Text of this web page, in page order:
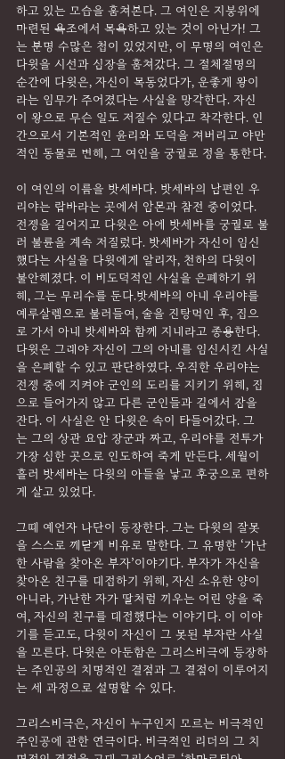
하고 있는 모습을 훔쳐본다. 그 여인은 지붕위에
마련된 욕조에서 목욕하고 있는 것이 아닌가! 그
는 분명 수많은 첩이 있었지만, 이 무명의 여인은
다윗을 시선과 심장을 훔쳐갔다. 그 절체절명의
순간에 다윗은, 자신이 목동었다가, 운좋게 왕이
라는 임무가 주어졌다는 사실을 망각한다. 자신
이 왕으로 무슨 일도 저질수 있다고 착각한다. 인
간으로서 기본적인 윤리와 도덕을 져버리고 야만
적인 동물로 변해, 그 여인을 궁궐로 정을 통한다.
이 여인의 이름을 밧세바다. 밧세바의 남편인 우
리야는 랍바라는 곳에서 암몬과 참전 중이었다.
전쟁을 길어지고 다윗은 아에 밧세바를 궁궐로 불
러 불륜을 계속 저질렀다. 밧세바가 자신이 임신
했다는 사실을 다윗에게 알리자, 천하의 다윗이
불안해졌다. 이 비도덕적인 사실을 은폐하기 위
해, 그는 무리수를 둔다.밧세바의 아내 우리야를
예루살렘으로 불러들여, 술을 진탕먹인 후, 집으
로 가서 아내 밧세바와 함께 지내라고 종용한다.
다윗은 그래야 자신이 그의 아내를 임신시킨 사실
을 은폐할 수 있고 판단하였다. 우직한 우리야는
전쟁 중에 지켜야 군인의 도리를 지키기 위해, 집
으로 들어가지 않고 다른 군인들과 길에서 잠을
잔다. 이 사실은 안 다윗은 속이 타들어갔다. 그
는 그의 상관 요압 장군과 짜고, 우리야를 전투가
가장 심한 곳으로 인도하여 죽게 만든다. 세월이
흘러 밧세바는 다윗의 아들을 낳고 후궁으로 편하
게 살고 있었다.
그때 예언자 나단이 등장한다. 그는 다윗의 잘못
을 스스로 깨닫게 비유로 말한다. 그 유명한 ‘가난
한 사람을 찾아온 부자’이야기다. 부자가 자신을
찾아온 친구를 대접하기 위해, 자신 소유한 양이
아니라, 가난한 자가 딸처럼 끼우는 어린 양을 죽
여, 자신의 친구를 대접했다는 이야기다. 이 이야
기를 듣고도, 다윗이 자신이 그 못된 부자란 사실
을 모른다. 다윗은 아둔함은 그리스비극에 등장하
는 주인공의 치명적인 결점과 그 결점이 이루어지
는 세 과정으로 설명할 수 있다.
그리스비극은, 자신이 누구인지 모르는 비극적인
주인공에 관한 연극이다. 비극적인 리더의 그 치